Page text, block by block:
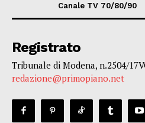
Canale TV 70/80/90
Registrato
Tribunale di Modena, n.2504/
redazione@primopiano.net